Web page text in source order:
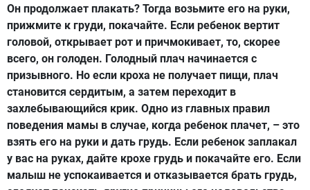
Он продолжает плакать? Тогда возьмите его на руки,
прижмите к груди, покачайте. Если ребенок вертит
головой, открывает рот и причмокивает, то, скорее
всего, он голоден. Голодный плач начинается с
призывного. Но если кроха не получает пищи, плач
становится сердитым, а затем переходит в
захлебывающийся крик. Одно из главных правил
поведения мамы в случае, когда ребенок плачет, – это
взять его на руки и дать грудь. Если ребенок заплакал
у вас на руках, дайте крохе грудь и покачайте его. Если
малыш не успокаивается и отказывается брать грудь,